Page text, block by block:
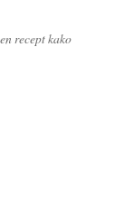
recept kako